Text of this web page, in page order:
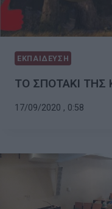
ΕΚΠΑΙΔΕΥΣΗ
ΤΟ ΣΠΟΤΑΚΙ ΤΗΣ
17/09/2020 , 0:58